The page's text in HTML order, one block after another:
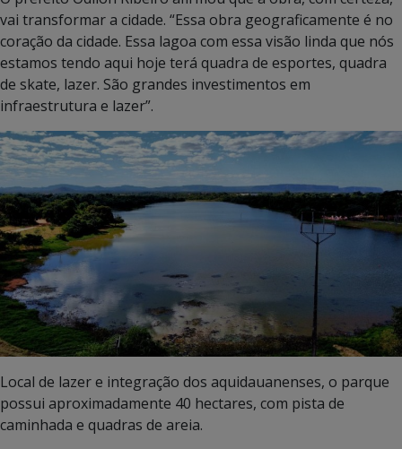
vai transformar a cidade. “Essa obra geograficamente é no
coração da cidade. Essa lagoa com essa visão linda que nós
estamos tendo aqui hoje terá quadra de esportes, quadra
de skate, lazer. São grandes investimentos em
infraestrutura e lazer”.
Local de lazer e integração dos aquidauanenses, o parque
possui aproximadamente 40 hectares, com pista de
caminhada e quadras de areia.